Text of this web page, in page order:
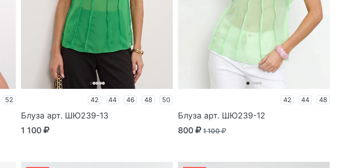
52 42 44 46 48 50
Блуза арт. ШЮ239-13
1 100
42 44 48
Блуза арт. ШЮ239-12
800
1 100